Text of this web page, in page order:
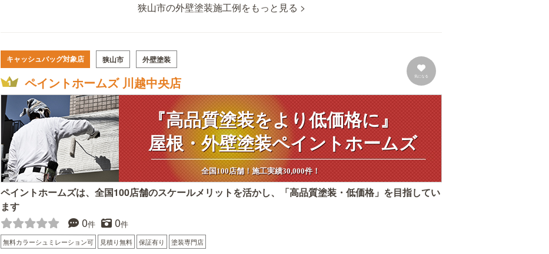
狭山市の外壁塗装施工例をもっと見る >
キャッシュバッグ対象店 狭山市 外壁塗装
ペイントホームズ 川越中央店 気になる
『高品質塗装をより低価格に』
全国100店舗！施工実績30,000件！
屋根・外壁塗装ペイントホームズ
ペイントホームズは、全国100店舗のスケールメリットを活かし、「高品質塗装・低価格」を目指してい
ます
0件 0件
無料カラーシュミレーション可 見積り無料 保証有り 塗装専門店